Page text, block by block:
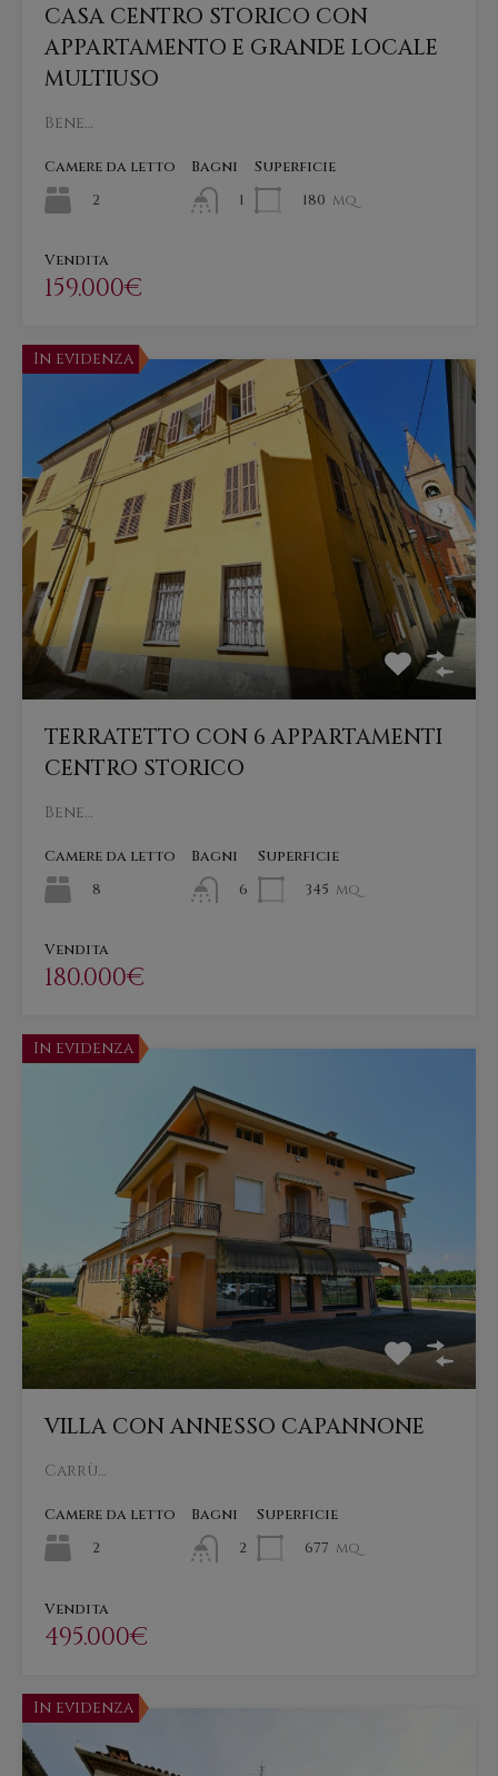
CASA CENTRO STORICO CON
APPARTAMENTO E GRANDE LOCALE
MULTIUSO
Bene…
Camere da letto
2
Bagni
1
Superficie
180 mq
Vendita
159.000€
In evidenza
TERRATETTO CON 6 APPARTAMENTI
CENTRO STORICO
Bene…
Camere da letto
8
Bagni
6
Superficie
345 mq
Vendita
180.000€
In evidenza
VILLA CON ANNESSO CAPANNONE
Carrù…
Camere da letto
2
Bagni
2
Superficie
677 mq
Vendita
495.000€
In evidenza